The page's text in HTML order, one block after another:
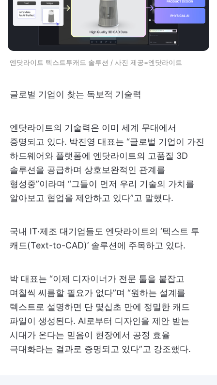
엔닷라이트 텍스트투캐드 솔루션 / 사진 제공=엔닷라이트
글로벌 기업이 찾는 독보적 기술력
엔닷라이트의 기술력은 이미 세계 무대에서
증명되고 있다. 박진영 대표는 “글로벌 기업이 가진
하드웨어와 플랫폼에 엔닷라이트의 고품질 3D
솔루션을 공급하며 상호보완적인 관계를
형성중”이라며 “그들이 먼저 우리 기술의 가치를
알아보고 협업을 제안하고 있다”고 말했다.
국내 IT·제조 대기업들도 엔닷라이트의 ‘텍스트 투
캐드(Text-to-CAD)’ 솔루션에 주목하고 있다.
박 대표는 “이제 디자이너가 전문 툴을 붙잡고
며칠씩 씨름할 필요가 없다”며 “원하는 설계를
텍스트로 설명하면 단 몇십초 만에 정밀한 캐드
파일이 생성된다. AI로부터 디자인을 제안 받는
시대가 온다는 믿음이 현장에서 공정 효율
극대화라는 결과로 증명되고 있다”고 강조했다.